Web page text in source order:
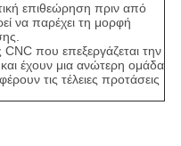
επιθεώρηση πριν από
να παρέχει τη μορφή
CNC που επεξεργάζεται την
έχουν μια ανώτερη ομάδα
τις τέλειες προτάσεις